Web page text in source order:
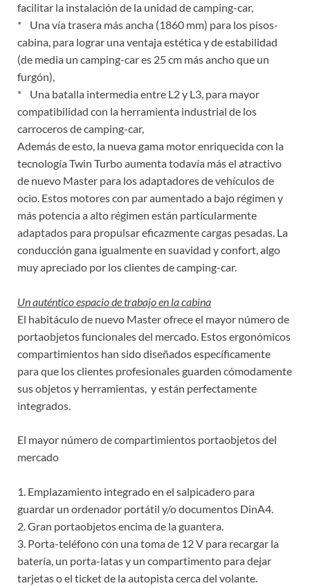
facilitar la instalación de la unidad de camping-car,
* Una vía trasera más ancha (1860 mm) para los pisos-
cabina, para lograr una ventaja estética y de estabilidad
(de media un camping-car es 25 cm más ancho que un
furgón),
* Una batalla intermedia entre L2 y L3, para mayor
compatibilidad con la herramienta industrial de los
carroceros de camping-car,
Además de esto, la nueva gama motor enriquecida con la
tecnología Twin Turbo aumenta todavía más el atractivo
de nuevo Master para los adaptadores de vehículos de
ocio. Estos motores con par aumentado a bajo régimen y
más potencia a alto régimen están particularmente
adaptados para propulsar eficazmente cargas pesadas. La
conducción gana igualmente en suavidad y confort, algo
muy apreciado por los clientes de camping-car.
Un auténtico espacio de trabajo en la cabina
El habitáculo de nuevo Master ofrece el mayor número de
portaobjetos funcionales del mercado. Estos ergonómicos
compartimientos han sido diseñados específicamente
para que los clientes profesionales guarden cómodamente
sus objetos y herramientas, y están perfectamente
integrados.
El mayor número de compartimientos portaobjetos del
mercado
1. Emplazamiento integrado en el salpicadero para
guardar un ordenador portátil y/o documentos DinA4.
2. Gran portaobjetos encima de la guantera.
3. Porta-teléfono con una toma de 12 V para recargar la
batería, un porta-latas y un compartimento para dejar
tarjetas o el ticket de la autopista cerca del volante.